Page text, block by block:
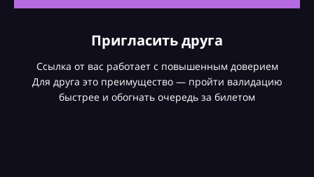
Пригласить друга
Ссылка от вас работает с повышенным доверием
Для друга это преимущество — пройти валидацию
быстрее и обогнать очередь за билетом